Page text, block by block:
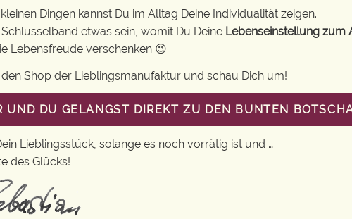
Dingen kannst Du im Alltag Deine Individualität zeigen.
etwas sein, womit Du Deine Lebenseinstellung zum
Lebensfreude verschenken 😉
Shop der Lieblingsmanufaktur und schau Dich um!
UND DU GELANGST DIREKT ZU DEN BUNTEN
Lieblingsstück, solange es noch vorrätig ist und …
des Glücks!